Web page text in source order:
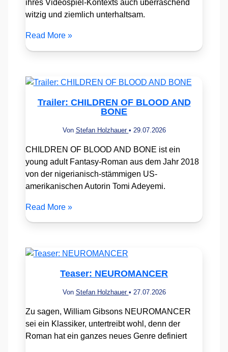
ihres Videospiel-Kontexts auch überraschend
witzig und ziemlich unterhaltsam.
Read More »
Trailer: CHILDREN OF BLOOD AND
BONE
Von Stefan Holzhauer • 29.07.2026
CHILDREN OF BLOOD AND BONE ist ein
young adult Fantasy-Roman aus dem Jahr 2018
von der nigerianisch-stämmigen US-
amerikanischen Autorin Tomi Adeyemi.
Read More »
Teaser: NEUROMANCER
Von Stefan Holzhauer • 27.07.2026
Zu sagen, William Gibsons NEUROMANCER
sei ein Klassiker, untertreibt wohl, denn der
Roman hat ein ganzes neues Genre definiert